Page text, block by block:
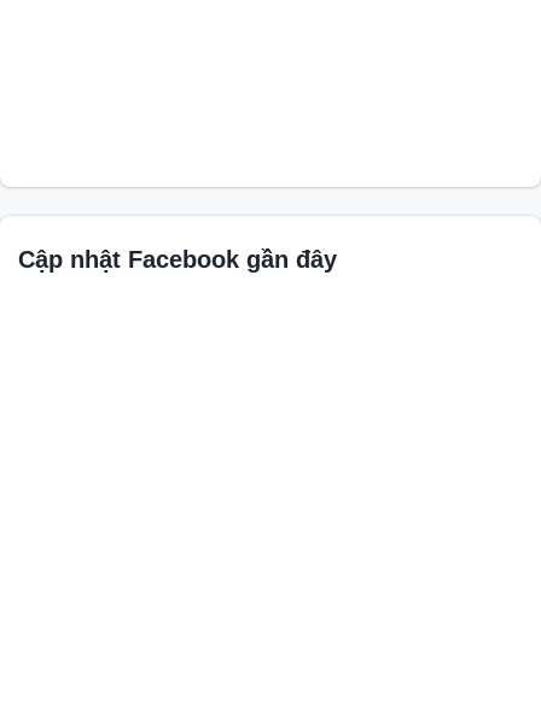
Cập nhật Facebook gần đây